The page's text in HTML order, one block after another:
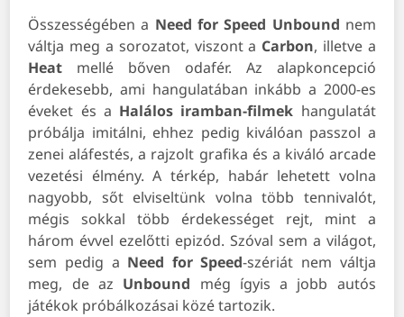
Összességében a Need for Speed Unbound nem
váltja meg a sorozatot, viszont a Carbon, illetve a
Heat mellé bőven odafér. Az alapkoncepció
érdekesebb, ami hangulatában inkább a 2000-es
éveket és a Halálos iramban-filmek hangulatát
próbálja imitálni, ehhez pedig kiválóan passzol a
zenei aláfestés, a rajzolt grafika és a kiváló arcade
vezetési élmény. A térkép, habár lehetett volna
nagyobb, sőt elviseltünk volna több tennivalót,
mégis sokkal több érdekességet rejt, mint a
három évvel ezelőtti epizód. Szóval sem a világot,
sem pedig a Need for Speed-szériát nem váltja
meg, de az Unbound még ígyis a jobb autós
játékok próbálkozásai közé tartozik.